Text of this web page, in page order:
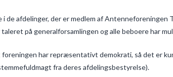
i de afdelinger, der er medlem af
på generalforsamlingen og alle beboere har
foreningen har repræsentativt demokrati, så det er
fra deres afdelingsbestyrelse).